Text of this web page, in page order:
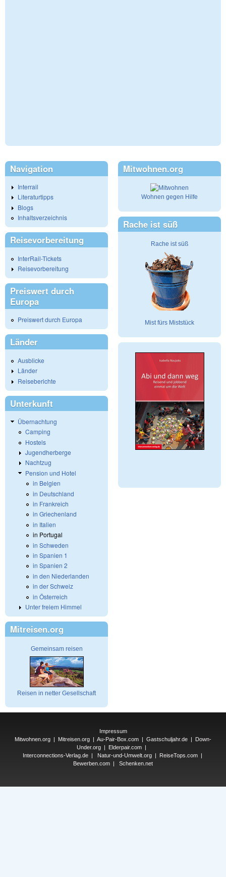
Navigation
Interrail
Literaturtipps
Blogs
Inhaltsverzeichnis
Reisevorbereitung
InterRail-Tickets
Reisevorbereitung
Preiswert durch
Europa
Preiswert durch Europa
Länder
Ausblicke
Länder
Reiseberichte
Unterkunft
Übernachtung
Camping
Hostels
Jugendherberge
Nachtzug
Pension und Hotel
in Belgien
in Deutschland
in Frankreich
in Griechenland
in Italien
in Portugal
in Schweden
in Spanien 1
in Spanien 2
in den Niederlanden
in der Schweiz
in Österreich
Unter freiem Himmel
Mitreisen.org
Gemeinsam reisen
Reisen in netter Gesellschaft
Mitwohnen.org
Wohnen gegen Hilfe
Rache ist süß
Rache ist süß
Mist fürs Miststück
Impressum
Mitwohnen.org | Mitreisen.org | Au-Pair-Box.com | Gastschuljahr.de | Down-
Under.org | Elderpair.com |
Interconnections-Verlag.de| Natur-und-Umwelt.org| ReiseTops.com|
Bewerben.com | Schenken.net